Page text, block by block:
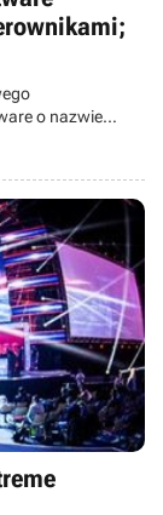
o nazwie
do lamusa,
dalej wspierana